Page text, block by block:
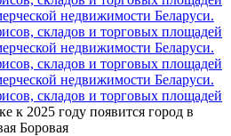
недвижимости Беларуси.
складов и торговых площадей
недвижимости Беларуси.
складов и торговых площадей
недвижимости Беларуси.
складов и торговых площадей
к 2025 году появится город в
Боровая